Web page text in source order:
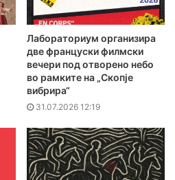
Лабораториум организира
две француски филмски
вечери под отворено небо
во рамките на „Скопје
вибрира“
31.07.2026 12:19